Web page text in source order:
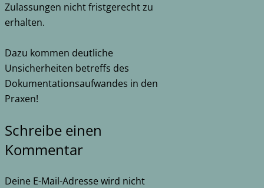
Zulassungen nicht fristgerecht zu
erhalten.
Dazu kommen deutliche
Unsicherheiten betreffs des
Dokumentationsaufwandes in den
Praxen!
Schreibe einen
Kommentar
Deine E-Mail-Adresse wird nicht